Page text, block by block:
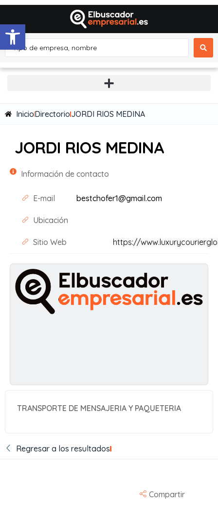
Abrir barra de herramientas
InicioDirectorioJORDI RIOS MEDINA
JORDI RIOS MEDINA
Información de contacto
E-mail bestchofer1@gmail.com
Ubicación
Sitio Web https://
TRANSPORTE DE MENSAJERIA Y PAQUETERIA
Regresar a los resultados
Compartir